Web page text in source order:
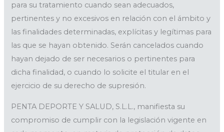
para su tratamiento cuando sean adecuados,
pertinentes y no excesivos en relación con el ámbito y
las finalidades determinadas, explícitas y legítimas para
las que se hayan obtenido. Serán cancelados cuando
hayan dejado de ser necesarios o pertinentes para
dicha finalidad, o cuando lo solicite el titular en el
ejercicio de su derecho de supresión.
PENTA DEPORTE Y SALUD, S.L.L., manifiesta su
compromiso de cumplir con la legislación vigente en